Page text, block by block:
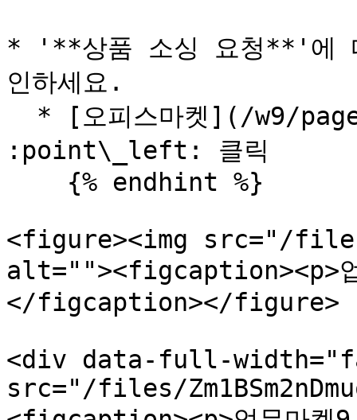
* '**상품 소싱 요청**'에
인하세요.
:point\_left: 클릭
<figure><img src="/files/
alt=""><figcaption><p>업
</figcaption></figure>
<div data-full-
src="/files/